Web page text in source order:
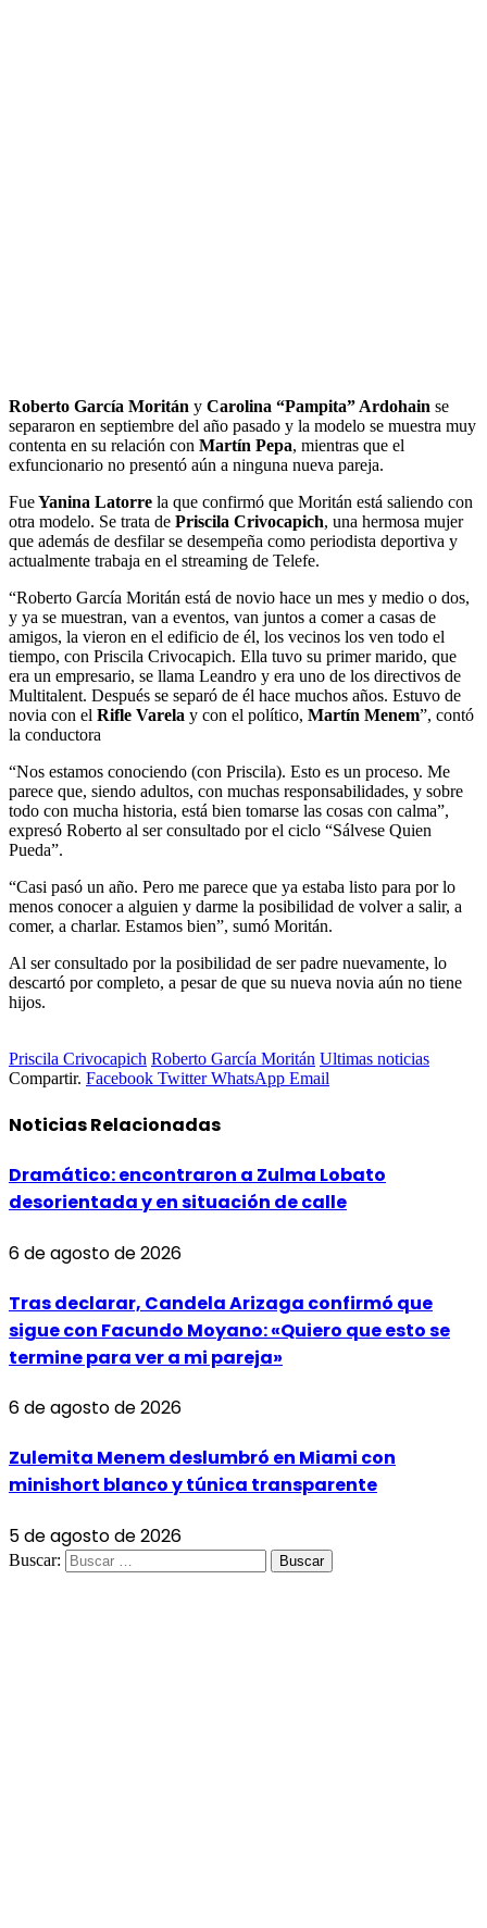
Roberto García Moritán y Carolina “Pampita” Ardohain se
separaron en septiembre del año pasado y la modelo se muestra muy
contenta en su relación con Martín Pepa, mientras que el
exfuncionario no presentó aún a ninguna nueva pareja.
FueYanina Latorre la que confirmó que Moritán está saliendo con
otra modelo. Se trata de Priscila Crivocapich, una hermosa mujer
que además de desfilar se desempeña como periodista deportiva y
actualmente trabaja en el streaming de Telefe.
“Roberto García Moritán está de novio hace un mes y medio o dos,
y ya se muestran, van a eventos, van juntos a comer a casas de
amigos, la vieron en el edificio de él, los vecinos los ven todo el
tiempo, con Priscila Crivocapich. Ella tuvo su primer marido, que
era un empresario, se llama Leandro y era uno de los directivos de
Multitalent. Después se separó de él hace muchos años. Estuvo de
novia con el Rifle Varela y con el político, Martín Menem”, contó
la conductora
“Nos estamos conociendo (con Priscila). Esto es un proceso. Me
parece que, siendo adultos, con muchas responsabilidades, y sobre
todo con mucha historia, está bien tomarse las cosas con calma”,
expresó Roberto al ser consultado por el ciclo “Sálvese Quien
Pueda”.
“Casi pasó un año. Pero me parece que ya estaba listo para por lo
menos conocer a alguien y darme la posibilidad de volver a salir, a
comer, a charlar. Estamos bien”, sumó Moritán.
Al ser consultado por la posibilidad de ser padre nuevamente, lo
descartó por completo, a pesar de que su nueva novia aún no tiene
hijos.
Priscila Crivocapich Roberto García Moritán Ultimas noticias
Compartir. Facebook Twitter WhatsApp Email
NoticiasRelacionadas
Dramático: encontraron a Zulma Lobato
desorientada y en situación de calle
6 de agosto de 2026
Tras declarar, Candela Arizaga confirmó que
sigue con Facundo Moyano: «Quiero que esto se
termine para ver a mi pareja»
6 de agosto de 2026
Zulemita Menem deslumbró en Miami con
minishort blanco y túnica transparente
5 de agosto de 2026
Buscar: